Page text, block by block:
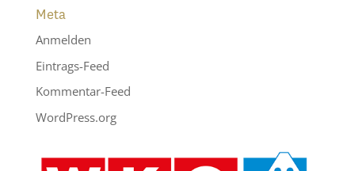
Meta
Anmelden
Eintrags-Feed
Kommentar-Feed
WordPress.org